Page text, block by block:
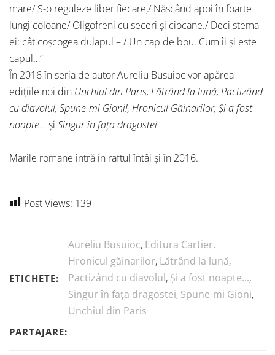
mare/ S-o reguleze liber fiecare,/ Născând apoi în foarte
lungi coloane/ Oligofreni cu seceri și ciocane./ Deci stema
ei: cât coșcogea dulapul – / Un cap de bou. Cum îi și este
capul…”
În 2016 în seria de autor Aureliu Busuioc vor apărea
edițiile noi din Unchiul din Paris, Lătrând la lună, Pactizând
cu diavolul, Spune-mi Gioni!, Hronicul Găinarilor, Și a fost
noapte… și Singur în fața dragostei.
Marile romane intră în raftul întâi și în 2016.
Post Views: 139
ETICHETE:
Aureliu Busuioc, Editura Cartier,
Hronicul găinarilor, Lătrând la lună,
Pactizând cu diavolul, Și a fost noapte...,
Singur în fața dragostei, Spune-mi Gioni,
Unchiul din Paris
PARTAJARE: